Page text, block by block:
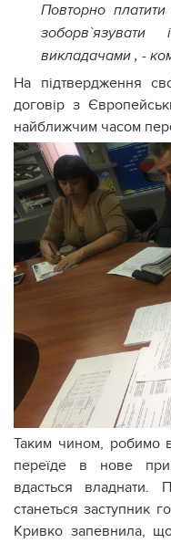
Повторно
викладачами , -
На підтвердження
договір з
найближчим часом
Таким чином, робимо
переїде в нове
вдасться
станеться заступник
Кривко запевнила, що